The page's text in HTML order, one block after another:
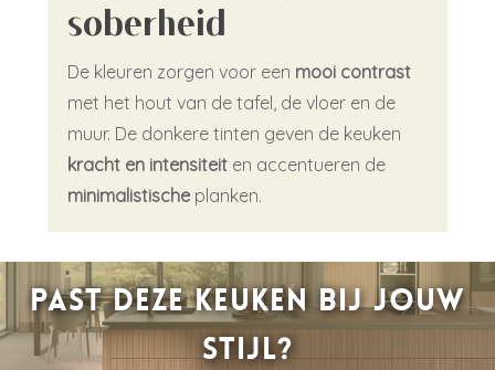
soberheid
De kleuren zorgen voor een mooi contrast
met het hout van de tafel, de vloer en de
muur. De donkere tinten geven de keuken
kracht en intensiteiten accentueren de
minimalistischeplanken.
Past deze keuken bij jouw
stijl?